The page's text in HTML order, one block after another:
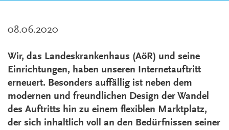
08.06.2020
Wir, das Landeskrankenhaus (AöR) und seine
Einrichtungen, haben unseren Internetauftritt
erneuert. Besonders auffällig ist neben dem
modernen und freundlichen Design der Wandel
des Auftritts hin zu einem flexiblen Marktplatz,
der sich inhaltlich voll an den Bedürfnissen seiner